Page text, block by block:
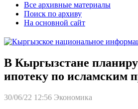
Все архивные материалы
Поиск по архиву
На основной сайт
В Кыргызстане
ипотеку по исламским
30/06/22 12:56 Экономика